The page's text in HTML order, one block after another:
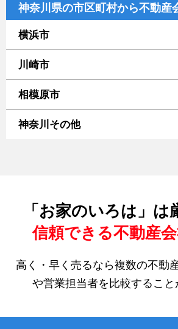
神奈川県の市区町村から不動産
横浜市
川崎市
相模原市
神奈川その他
「お家のいろは」は
信頼できる不動産
高く・早く売るなら複数の不動
や営業担当者を比較すること